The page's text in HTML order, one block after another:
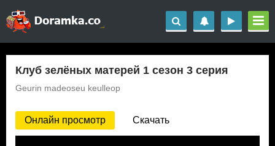
Клуб зелёных матерей 1 сезон 3 серия
Geurin madeoseu keulleop
Онлайн просмотр Скачать